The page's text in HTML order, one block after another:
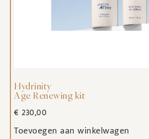
Hydrinity
Age Renewing kit
€ 230,00
Toevoegen aan winkelwagen